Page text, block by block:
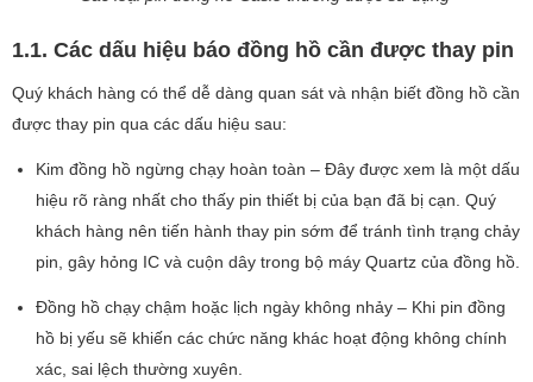
1.1. Các dấu hiệu báo đồng hồ cần được thay pin
Quý khách hàng có thể dễ dàng quan sát và nhận biết đồng hồ cần
được thay pin qua các dấu hiệu sau:
Kim đồng hồ ngừng chạy hoàn toàn – Đây được xem là một dấu
hiệu rõ ràng nhất cho thấy pin thiết bị của bạn đã bị cạn. Quý
khách hàng nên tiến hành thay pin sớm để tránh tình trạng chảy
pin, gây hỏng IC và cuộn dây trong bộ máy Quartz của đồng hồ.
Đồng hồ chạy chậm hoặc lịch ngày không nhảy – Khi pin đồng
hồ bị yếu sẽ khiến các chức năng khác hoạt động không chính
xác, sai lệch thường xuyên.